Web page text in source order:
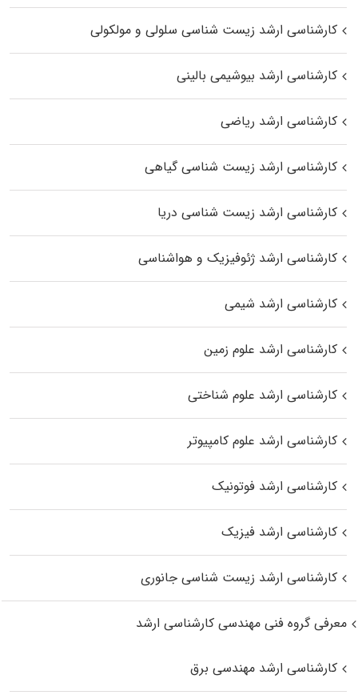
کارشناسی ارشد زیست شناسی سلولی و مولکولی
کارشناسی ارشد بیوشیمی بالینی
کارشناسی ارشد ریاضی
کارشناسی ارشد زیست‌ شناسی گیاهی
کارشناسی ارشد زیست‌ شناسی دریا
کارشناسی ارشد ژئوفیزیک و هواشناسی
کارشناسی ارشد شیمی
کارشناسی ارشد علوم زمین
کارشناسی ارشد علوم شناختی
کارشناسی ارشد علوم کامپیوتر
کارشناسی ارشد فوتونیک
کارشناسی ارشد فیزیک
کارشناسی ارشد زیست‌ شناسی جانوری
معرفی گروه فنی مهندسی کارشناسی ارشد
کارشناسی ارشد مهندسی برق